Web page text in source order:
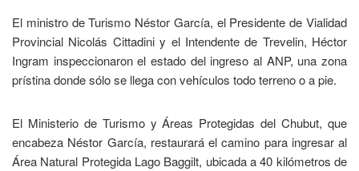
El ministro de Turismo Néstor García, el Presidente de Vialidad
Provincial Nicolás Cittadini y el Intendente de Trevelin, Héctor
Ingram inspeccionaron el estado del ingreso al ANP, una zona
prístina donde sólo se llega con vehículos todo terreno o a pie.
El Ministerio de Turismo y Áreas Protegidas del Chubut, que
encabeza Néstor García, restaurará el camino para ingresar al
Área Natural Protegida Lago Baggilt, ubicada a 40 kilómetros de